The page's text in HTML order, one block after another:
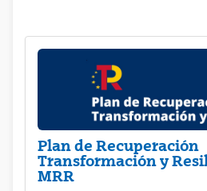
Plan de Recuperación
Transformación y
MRR